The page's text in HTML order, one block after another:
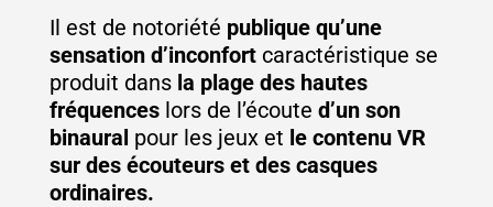
Il est de notoriété publique qu’une
sensation d’inconfort caractéristique se
produit dans la plage des hautes
fréquences lors de l’écoute d’un son
binaural pour les jeux et le contenu VR
sur des écouteurs et des casques
ordinaires.